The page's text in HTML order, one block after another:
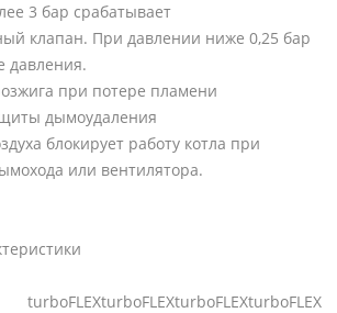
3 бар срабатывает
клапан. При давлении ниже 0,25 бар
давления.
при потере пламени
дымоудаления
блокирует работу котла при
или вентилятора.
turboFLEXturboFLEXturboFLEXturboFLEX